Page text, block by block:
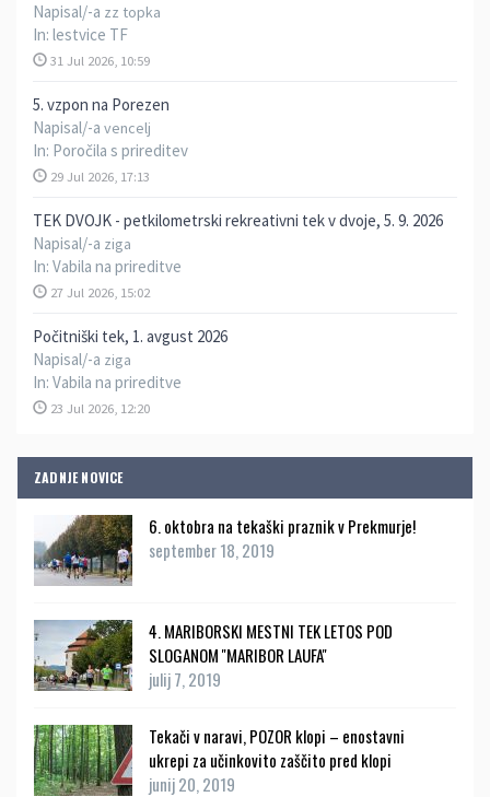
Napisal/-a zz topka
In: lestvice TF
31 Jul 2026, 10:59
5. vzpon na Porezen
Napisal/-a vencelj
In: Poročila s prireditev
29 Jul 2026, 17:13
TEK DVOJK - petkilometrski rekreativni tek v dvoje, 5. 9. 2026
Napisal/-a ziga
In: Vabila na prireditve
27 Jul 2026, 15:02
Počitniški tek, 1. avgust 2026
Napisal/-a ziga
In: Vabila na prireditve
23 Jul 2026, 12:20
ZADNJE NOVICE
6. oktobra na tekaški praznik v Prekmurje!
september 18, 2019
4. MARIBORSKI MESTNI TEK LETOS POD
SLOGANOM ''MARIBOR LAUFA''
julij 7, 2019
Tekači v naravi, POZOR klopi – enostavni
ukrepi za učinkovito zaščito pred klopi
junij 20, 2019